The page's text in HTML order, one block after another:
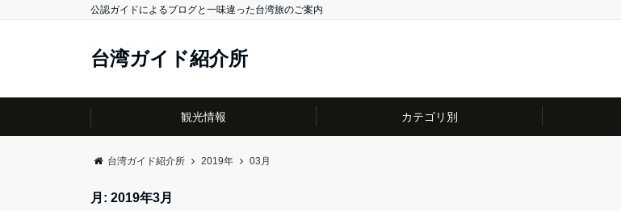
公認ガイドによるブログと一味違った台湾旅のご案内
台湾ガイド紹介所
観光情報 カテゴリ別
台湾ガイド紹介所 2019年 03月
月: 2019年3月